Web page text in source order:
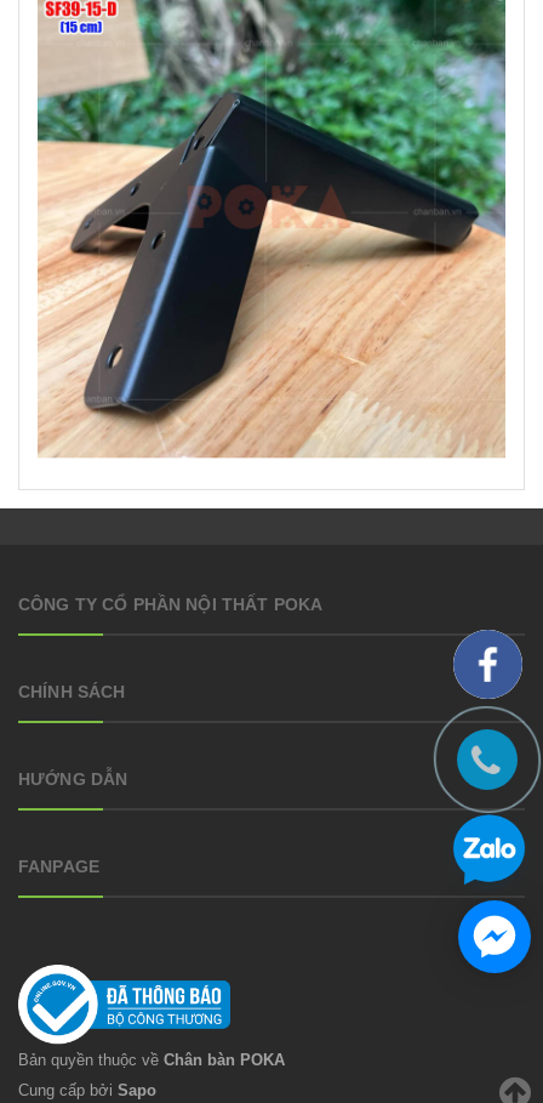
CÔNG TY CỔ PHẦN NỘI THẤT POKA
CHÍNH SÁCH
HƯỚNG DẪN
FANPAGE
Bản quyền thuộc về Chân bàn POKA
Cung cấp bởi Sapo